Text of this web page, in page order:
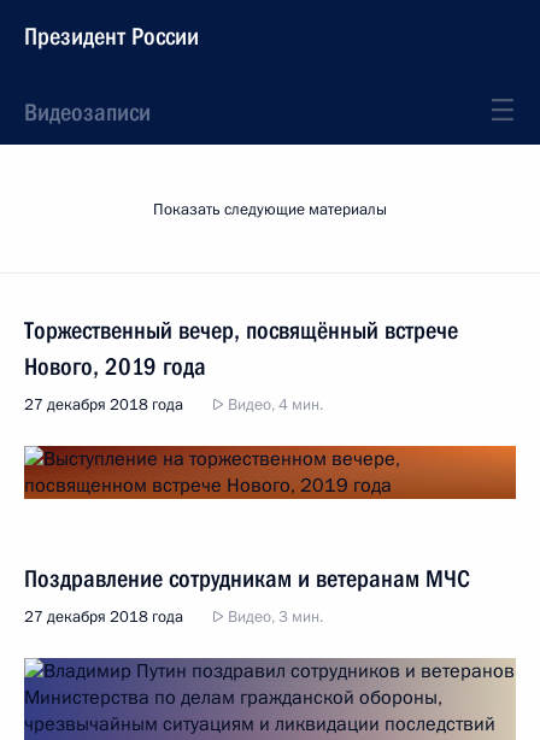
Президент России
Видеозаписи
Показать следующие материалы
Торжественный вечер, посвящённый встрече
Нового, 2019 года
27 декабря 2018 года Видео, 4 мин.
Поздравление сотрудникам и ветеранам МЧС
27 декабря 2018 года Видео, 3 мин.